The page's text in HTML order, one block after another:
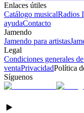
Enlaces útiles
Catálogo musicalRadios
ayudaContacto
Jamendo
Jamendo para artistas
Legal
Condiciones generales
ventaPrivacidadPolítica
Síguenos